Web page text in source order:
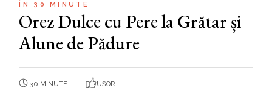
ÎN 30 MINUTE
Orez Dulce cu Pere la Grătar și
Alune de Pădure
30 MINUTE UȘOR